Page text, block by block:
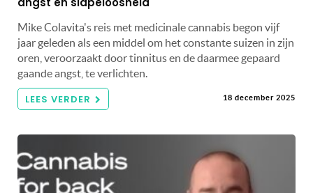
Mike Colavita's reis met medicinale cannabis begon vijf
jaar geleden als een middel om het constante suizen in zijn
oren, veroorzaakt door tinnitus en de daarmee gepaard
gaande angst, te verlichten.
LEES VERDER 18 december 2025